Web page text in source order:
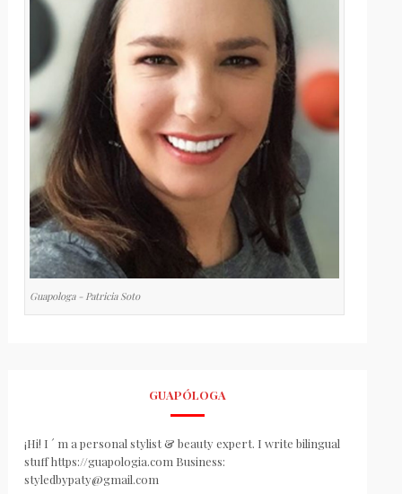
Guapologa - Patricia Soto
GUAPÓLOGA
¡Hi! I ´ m a personal stylist & beauty expert. I write bilingual
stuff https://guapologia.com Business:
styledbypaty@gmail.com